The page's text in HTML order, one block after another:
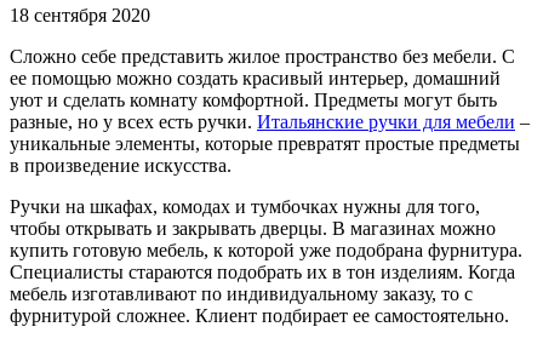
18 сентября 2020
Сложно себе представить жилое пространство без мебели. С
ее помощью можно создать красивый интерьер, домашний
уют и сделать комнату комфортной. Предметы могут быть
разные, но у всех есть ручки. Итальянские ручки для мебели –
уникальные элементы, которые превратят простые предметы
в произведение искусства.
Ручки на шкафах, комодах и тумбочках нужны для того,
чтобы открывать и закрывать дверцы. В магазинах можно
купить готовую мебель, к которой уже подобрана фурнитура.
Специалисты стараются подобрать их в тон изделиям. Когда
мебель изготавливают по индивидуальному заказу, то с
фурнитурой сложнее. Клиент подбирает ее самостоятельно.